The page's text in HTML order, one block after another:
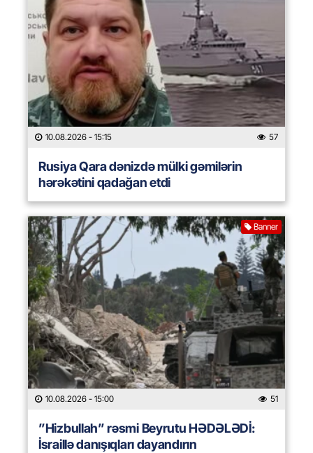
10.08.2026 - 15:15 57
Rusiya Qara dənizdə mülki gəmilərin
hərəkətini qadağan etdi
Banner
10.08.2026 - 15:00 51
”Hizbullah” rəsmi Beyrutu HƏDƏLƏDİ:
İsraillə danışıqları dayandırın